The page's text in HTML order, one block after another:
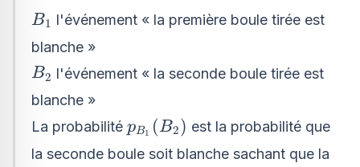
B_{1}
B1 l'événement « la première boule tirée est
blanche »
B_{2}
B2 l'événement « la seconde boule tirée est
blanche »
La probabilité p_{B_{1}}
(B_{2})
pB1 (B2) est la probabilité que
la seconde boule soit blanche sachant que la